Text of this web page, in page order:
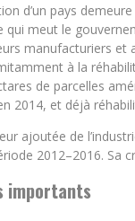
d’un pays
qui meut le
manufacturiers et
à la
de parcelles
2014, et déjà
ajoutée de
2012–2016. Sa
importants